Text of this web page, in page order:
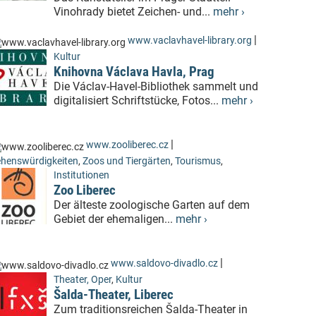
Vinohrady bietet Zeichen- und... mehr ›
www.vaclavhavel-library.org |
Kultur
Knihovna Václava Havla, Prag
Die Václav-Havel-Bibliothek sammelt und
digitalisiert Schriftstücke, Fotos... mehr ›
www.zooliberec.cz |
, Zoos und Tiergärten, Tourismus,
Institutionen
Zoo Liberec
Der älteste zoologische Garten auf dem
Gebiet der ehemaligen... mehr ›
www.saldovo-divadlo.cz |
Theater, Oper, Kultur
Šalda-Theater, Liberec
Zum traditionsreichen Šalda-Theater in